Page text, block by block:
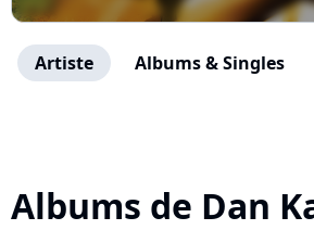
Artiste Albums & Singles
Albums de Dan